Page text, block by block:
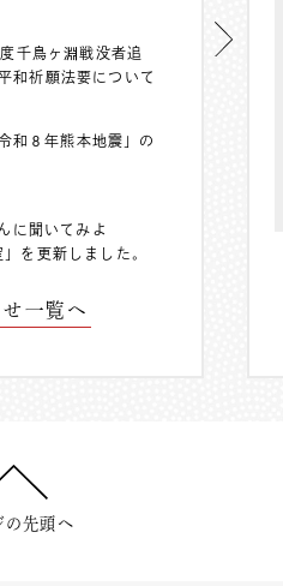
千鳥ヶ淵戦没者追
和祈願法要について
令和８年熊本地震」の
に聞いてみよ
を更新しました。
一覧へ
の先頭へ